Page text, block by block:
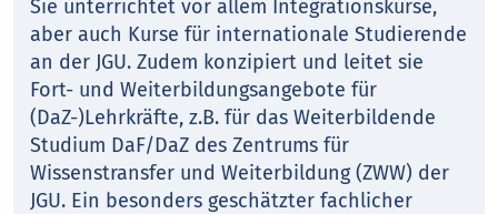
Sie unterrichtet vor allem Integrationskurse,
aber auch Kurse für internationale Studierende
an der JGU. Zudem konzipiert und leitet sie
Fort- und Weiterbildungsangebote für
(DaZ-)Lehrkräfte, z.B. für das Weiterbildende
Studium DaF/DaZ des Zentrums für
Wissenstransfer und Weiterbildung (ZWW) der
JGU. Ein besonders geschätzter fachlicher